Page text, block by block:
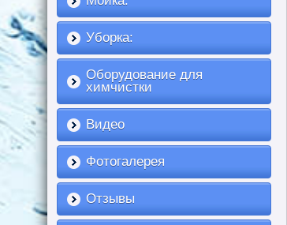
Уборка:
Оборудование для
химчистки
Видео
Фотогалерея
Отзывы